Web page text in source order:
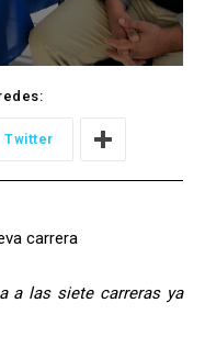
Twitter
carrera
a las siete carreras ya